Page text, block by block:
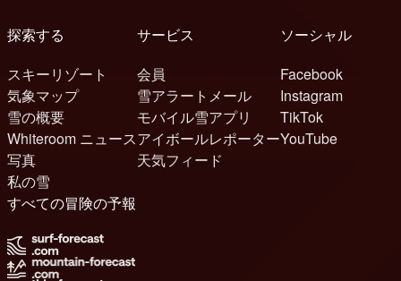
探索する
スキーリゾート
気象マップ
雪の概要
Whiteroom ニュース
写真
私の雪
サービス
会員
雪アラートメール
モバイル雪アプリ
アイボールレポーター
天気フィード
ソーシャル
Facebook
Instagram
TikTok
YouTube
すべての冒険の予報